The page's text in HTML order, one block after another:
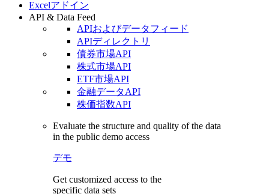
Excelアドイン
API & Data Feed
APIおよびデータフィード
APIディレクトリ
債券市場API
株式市場API
ETF市場API
金融データAPI
株価指数API
Evaluate the structure and quality of the data
in the public demo access
デモ
Get customized access to the
specific data sets